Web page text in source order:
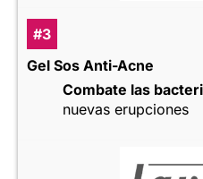
#3
Gel Sos Anti-Acne
Combate las
nuevas erupciones